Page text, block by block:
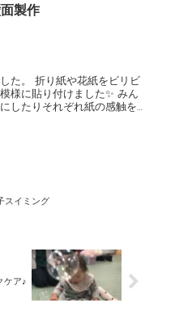
製作
ビリビ
に貼り付けました✨ みん
したりそれぞれ紙の感触を
スイミング
ケア♪